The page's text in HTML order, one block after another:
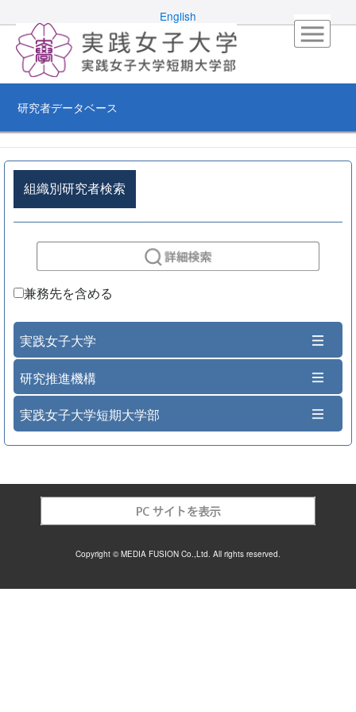
English
研究者データベース
組織別研究者検索
兼務先を含める
実践女子大学
研究推進機構
実践女子大学短期大学部
Copyright © MEDIA FUSION Co.,Ltd. All rights reserved.